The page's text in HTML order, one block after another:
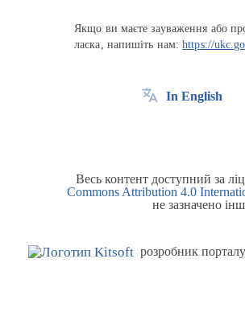
Якщо ви маєте зауваження або
ласка, напишіть нам:https://
In English
Весь контент доступний за
Commons Attribution 4.0
не зазначено
розробник порталу